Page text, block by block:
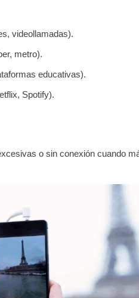
videollamadas).
metro).
educativas).
Spotify).
o sin conexión cuando